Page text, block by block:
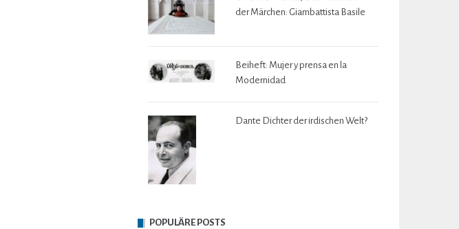
der Märchen: Giambattista Basile
Beiheft: Mujer y prensa en la
Modernidad
Dante Dichter der irdischen Welt?
POPULÄRE POSTS